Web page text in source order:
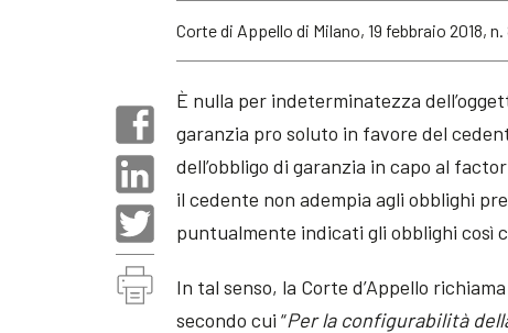
Corte di Appello di Milano, 19 febbraio 2018,
È nulla per indeterminatezza
garanzia pro soluto in favore del
dell’obbligo di garanzia in capo al
il cedente non adempia agli obblighi
puntualmente indicati gli obblighi così
In tal senso, la Corte d’Appello
secondo cui “Per la configurabilità